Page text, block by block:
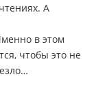
А
в этом
чтобы это не